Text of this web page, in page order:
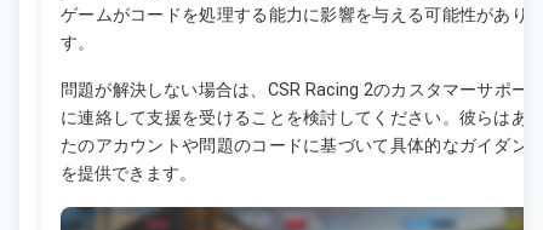
ゲームがコードを処理する能力に影響を与える可能性があり
す。
問題が解決しない場合は、CSR Racing 2のカスタマーサポー
に連絡して支援を受けることを検討してください。彼らはあ
たのアカウントや問題のコードに基づいて具体的なガイダン
を提供できます。